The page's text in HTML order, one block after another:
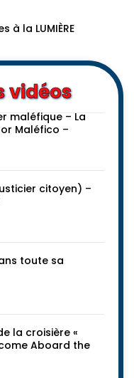
à la LUMIÈRE
vidéos
maléfique – La
Maléfico –
citoyen) –
toute sa
la croisière «
Aboard the